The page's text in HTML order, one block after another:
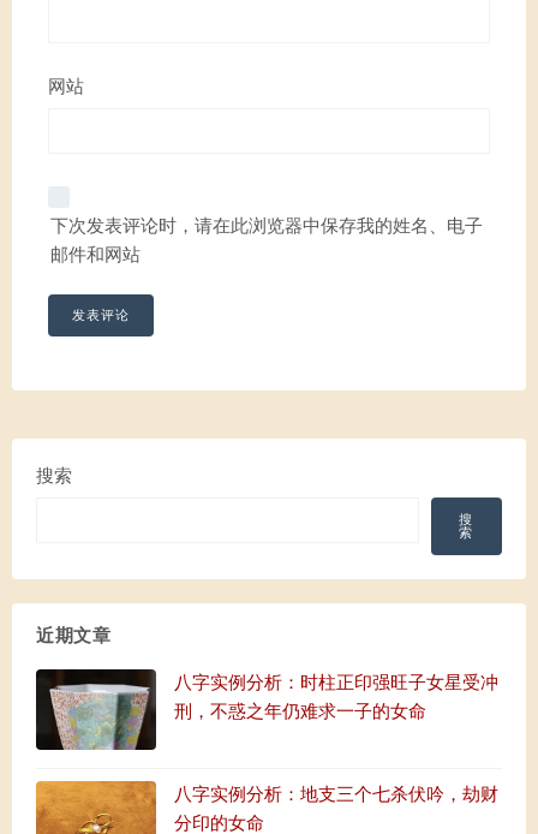
网站
下次发表评论时，请在此浏览器中保存我的姓名、电子
邮件和网站
搜索
搜
索
近期文章
八字实例分析：时柱正印强旺子女星受冲
刑，不惑之年仍难求一子的女命
八字实例分析：地支三个七杀伏吟，劫财
分印的女命